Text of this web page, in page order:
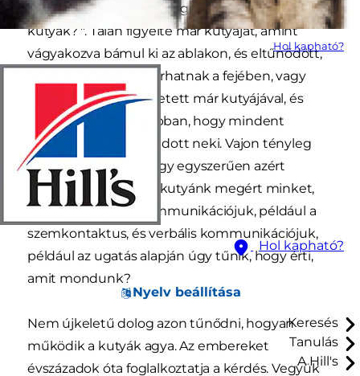
Hol kapható?
Hol kapható?
Nyelv beállítása
Keresés
Tanulás
A Hill's
kutyák? " vagy " hogyan gondolkodnak a
kutyák? ". Talán figyelte már kutyáját, amint
vágyakozva bámul ki az ablakon, és eltűnődött,
milyen gondolatok járhatnak a fejében, vagy
munka előtt beszélgetett már kutyájával, és
teljesen biztos volt abban, hogy mindent
megértett, amit mondott neki. Vajon tényleg
így van ez? Lehet, hogy egyszerűen azért
feltételezzük, hogy a kutyánk megért minket,
mert nonverbális kommunikációjuk, például a
szemkontaktus, és verbális kommunikációjuk,
például az ugatás alapján úgy tűnik, hogy érti,
amit mondunk?
Nem újkeletű dolog azon tűnődni, hogyan
működik a kutyák agya. Az embereket
évszázadok óta foglalkoztatja a kérdés. Vegyük